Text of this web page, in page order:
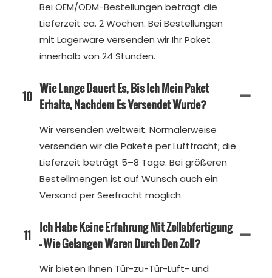
Bei OEM/ODM-Bestellungen beträgt die
Lieferzeit ca. 2 Wochen. Bei Bestellungen
mit Lagerware versenden wir Ihr Paket
innerhalb von 24 Stunden.
10 Wie Lange Dauert Es, Bis Ich Mein Paket
Erhalte, Nachdem Es Versendet Wurde?
Wir versenden weltweit. Normalerweise
versenden wir die Pakete per Luftfracht; die
Lieferzeit beträgt 5–8 Tage. Bei größeren
Bestellmengen ist auf Wunsch auch ein
Versand per Seefracht möglich.
11 Ich Habe Keine Erfahrung Mit Zollabfertigung
– Wie Gelangen Waren Durch Den Zoll?
Wir bieten Ihnen Tür-zu-Tür-Luft- und